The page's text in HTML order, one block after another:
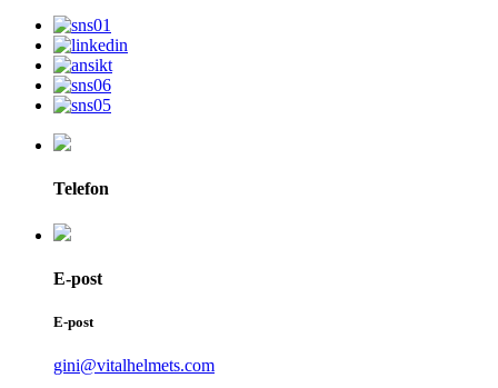
Telefon
E-post
E-post
gini@vitalhelmets.com